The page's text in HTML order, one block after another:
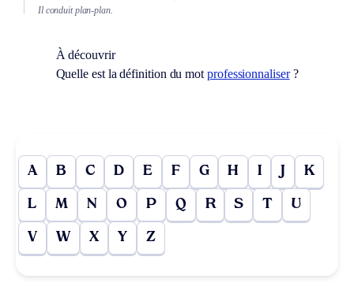
Il conduit plan-plan.
À découvrir
Quelle est la définition du mot professionnaliser?
A B C D E F G H I J K
L M N O P Q R S T U
V W X Y Z